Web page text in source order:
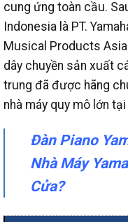
cung ứng toàn cầu.
Indonesia là PT.
Musical Products
dây chuyền sản xuất
trung đã được hãng
nhà máy quy mô lớn
Đàn Piano
Nhà Máy
Cửa?